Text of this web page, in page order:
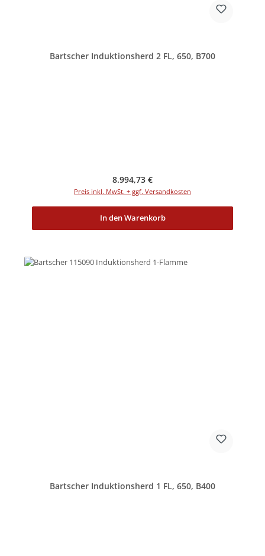
Bartscher Induktionsherd 2 FL, 650, B700
Regulärer Preis:
8.994,73 €
Preis inkl. MwSt. + ggf. Versandkosten
In den Warenkorb
Bartscher Induktionsherd 1 FL, 650, B400